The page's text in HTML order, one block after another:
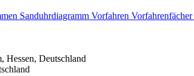
Sanduhrdiagramm Vorfahren Vorfahrenfächer
Hessen, Deutschland